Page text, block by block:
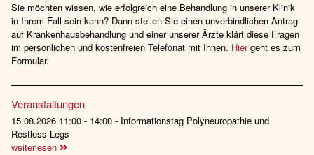
Sie möchten wissen, wie erfolgreich eine Behandlung in unserer Klinik
in Ihrem Fall sein kann? Dann stellen Sie einen unverbindlichen Antrag
auf Krankenhausbehandlung und einer unserer Ärzte klärt diese Fragen
im persönlichen und kostenfreien Telefonat mit Ihnen. Hiergeht es zum
Formular.
Veranstaltungen
15.08.2026 11:00 - 14:00 - Informationstag Polyneuropathie und
Restless Legs
weiterlesen